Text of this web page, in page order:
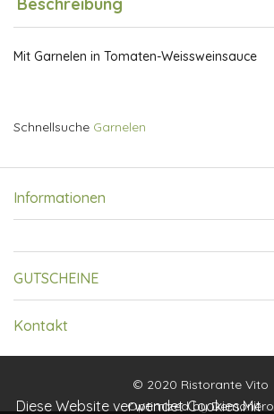
Mit Garnelen in Tomaten-Weissweinsauce
Schnellsuche Garnelen
Diese Website verwendet Cookies.Mit
Informationen
GUTSCHEINE
Kontakt
© 2020 Ristorante Vito
Optimized byDemonero